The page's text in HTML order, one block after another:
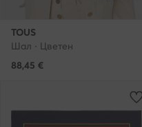
TOUS
Шал · Цветен
88,45 €